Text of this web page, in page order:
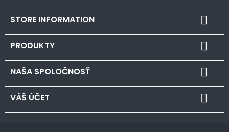
STORE INFORMATION 
PRODUKTY 
NAŠA SPOLOČNOSŤ 
VÁŠ ÚČET 